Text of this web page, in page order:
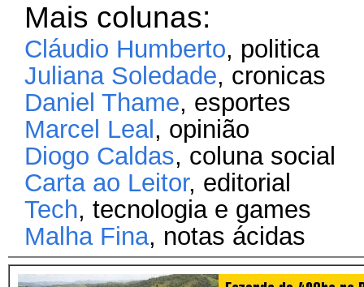
Mais colunas:
Cláudio Humberto, politica
Juliana Soledade, cronicas
Daniel Thame, esportes
Marcel Leal , opinião
Diogo Caldas, coluna social
Carta ao Leitor, editorial
Tech, tecnologia e games
Malha Fina, notas ácidas